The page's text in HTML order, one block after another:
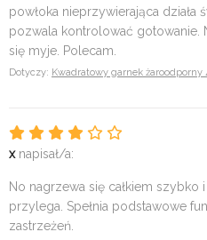
powłoka nieprzywierająca działa
pozwala kontrolować gotowanie.
się myje. Polecam.
Dotyczy: Kwadratowy garnek żaroodporny
xnapisał/a:
No nagrzewa się całkiem szybko
przylega. Spełnia podstawowe
zastrzeżeń.